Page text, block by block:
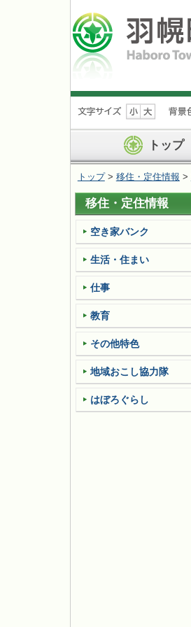
ナ
ビ
ョ
ン
を
飛
ば
す
トップ
トップ> 移住・定住情報 >
移住・定住情報
空き家バンク
生活・住まい
仕事
教育
その他特色
地域おこし協力隊
はぼろぐらし